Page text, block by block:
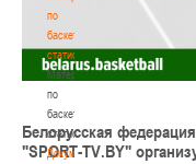
по
баскетбольной
статистике
Материалы
по
баскетбольной
статистике
Документы
Белорусская
"SPORT-TV.BY"